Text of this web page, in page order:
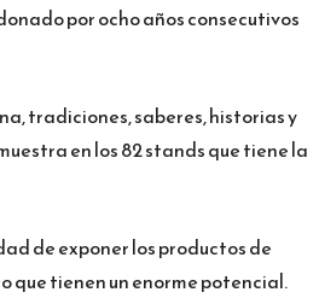
por ocho años consecutivos
tradiciones, saberes, historias y
en los 82 stands que tiene la
de exponer los productos de
que tienen un enorme potencial.